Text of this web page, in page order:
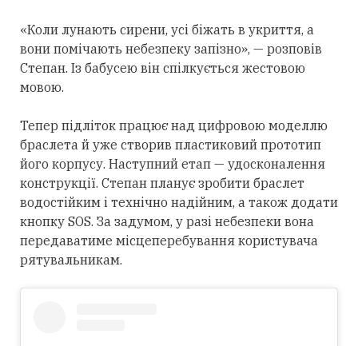
«Коли лунають сирени, усі біжать в укриття, а
вони помічають небезпеку запізно», — розповів
Степан. Із бабусею він спілкується жестовою
мовою.
Тепер підліток працює над цифровою моделлю
браслета й уже створив пластиковий прототип
його корпусу. Наступний етап — удосконалення
конструкції. Степан планує зробити браслет
водостійким і технічно надійним, а також додати
кнопку SOS. За задумом, у разі небезпеки вона
передаватиме місцеперебування користувача
рятувальникам.